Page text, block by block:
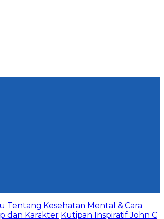
Tentang Kesehatan Mental & Cara
dan Karakter Kutipan Inspiratif John C